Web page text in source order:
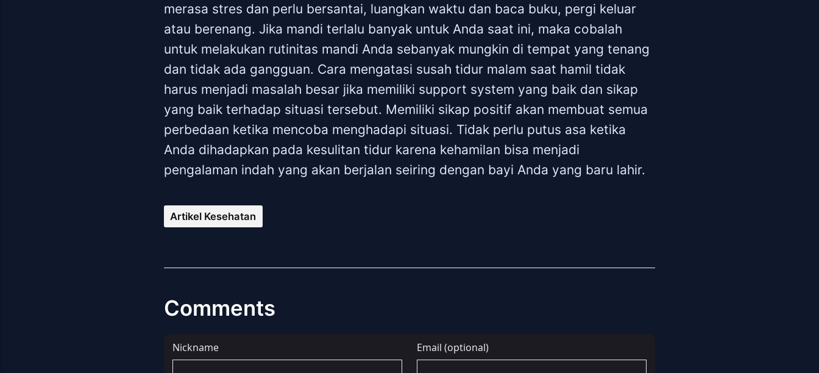
merasa stres dan perlu bersantai, luangkan waktu dan baca buku, pergi keluar
atau berenang. Jika mandi terlalu banyak untuk Anda saat ini, maka cobalah
untuk melakukan rutinitas mandi Anda sebanyak mungkin di tempat yang tenang
dan tidak ada gangguan. Cara mengatasi susah tidur malam saat hamil tidak
harus menjadi masalah besar jika memiliki support system yang baik dan sikap
yang baik terhadap situasi tersebut. Memiliki sikap positif akan membuat semua
perbedaan ketika mencoba menghadapi situasi. Tidak perlu putus asa ketika
Anda dihadapkan pada kesulitan tidur karena kehamilan bisa menjadi
pengalaman indah yang akan berjalan seiring dengan bayi Anda yang baru lahir.
Artikel Kesehatan
Comments